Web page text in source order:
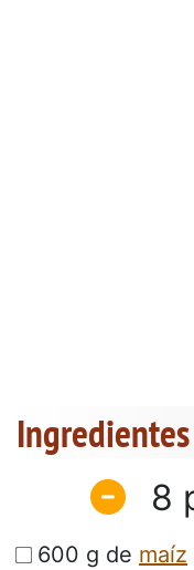
Ingredientes
8
600 g de maíz